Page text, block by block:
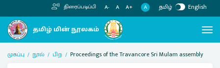
திரைப்படிப்பி A- A A+ A தமிழ் English
முகப்பு நூல் பிற Proceedings of the Travancore Sri Mulam assembly